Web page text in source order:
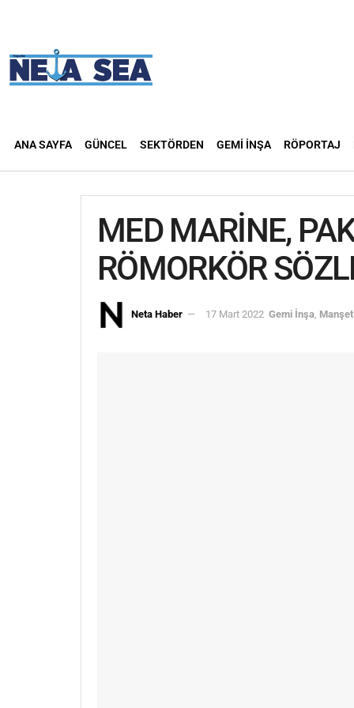
ANA SAYFA GÜNCEL SEKTÖRDEN GEMI İNŞA RÖPORTAJ
MED MARİNE,
RÖMORKÖR
Neta Haber 17 Mart 2022 Gemi İnşa Manşet